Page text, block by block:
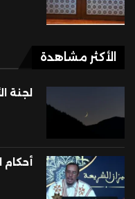
الأكثر مشاهدة
لجنة
أحكام